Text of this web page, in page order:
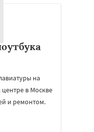
на
в Москве
и ремонтом.